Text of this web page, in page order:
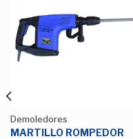
a la
Demoledores
MARTILLO ROMPEDOR